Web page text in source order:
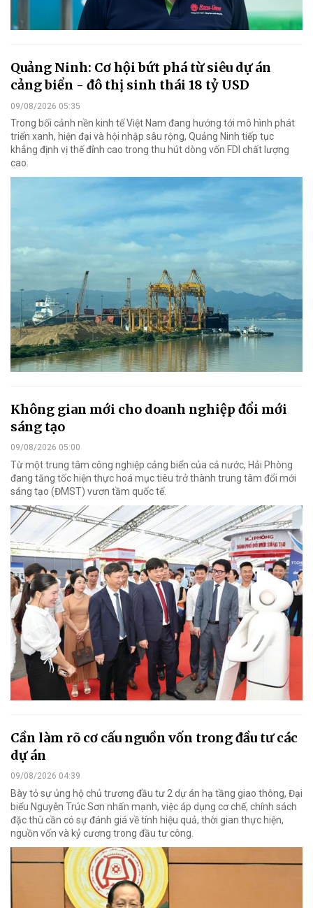
Quảng Ninh: Cơ hội bứt phá từ siêu dự án
cảng biển - đô thị sinh thái 18 tỷ USD
09/08/2026 05:35
Trong bối cảnh nền kinh tế Việt Nam đang hướng tới mô hình phát
triển xanh, hiện đại và hội nhập sâu rộng, Quảng Ninh tiếp tục
khẳng định vị thế đỉnh cao trong thu hút dòng vốn FDI chất lượng
cao.
Không gian mới cho doanh nghiệp đổi mới
sáng tạo
09/08/2026 05:00
Từ một trung tâm công nghiệp cảng biển của cả nước, Hải Phòng
đang tăng tốc hiện thực hoá mục tiêu trở thành trung tâm đổi mới
sáng tạo (ĐMST) vươn tầm quốc tế.
Cần làm rõ cơ cấu nguồn vốn trong đầu tư các
dự án
09/08/2026 04:39
Bày tỏ sự ủng hộ chủ trương đầu tư 2 dự án hạ tầng giao thông, Đại
biểu Nguyễn Trúc Sơn nhấn mạnh, việc áp dụng cơ chế, chính sách
đặc thù cần có sự đánh giá về tính hiệu quả, thời gian thực hiện,
nguồn vốn và kỷ cương trong đầu tư công.